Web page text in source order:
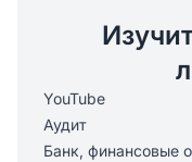
YouTube
Аудит
Банк, финансовые